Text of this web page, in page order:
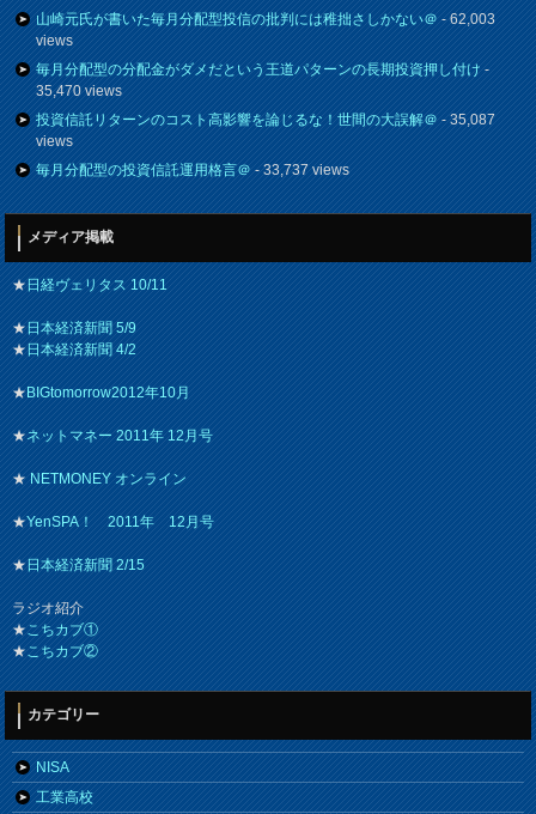
山崎元氏が書いた毎月分配型投信の批判には稚拙さしかない＠- 62,003
views
毎月分配型の分配金がダメだという王道パターンの長期投資押し付け-
35,470 views
投資信託リターンのコスト高影響を論じるな！世間の大誤解＠- 35,087
views
毎月分配型の投資信託運用格言＠- 33,737 views
メディア掲載
★日経ヴェリタス 10/11
★日本経済新聞 5/9
★日本経済新聞 4/2
★BIGtomorrow2012年10月
★ネットマネー 2011年 12月号
★NETMONEY オンライン
★YenSPA！ 2011年 12月号
★日本経済新聞 2/15
ラジオ紹介
★こちカブ①
★こちカブ②
カテゴリー
NISA
工業高校